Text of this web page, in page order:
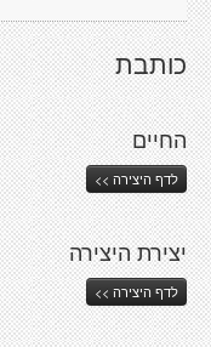
כותבת
החיים
לדף היצירה >>
יצירת היצירה
לדף היצירה >>